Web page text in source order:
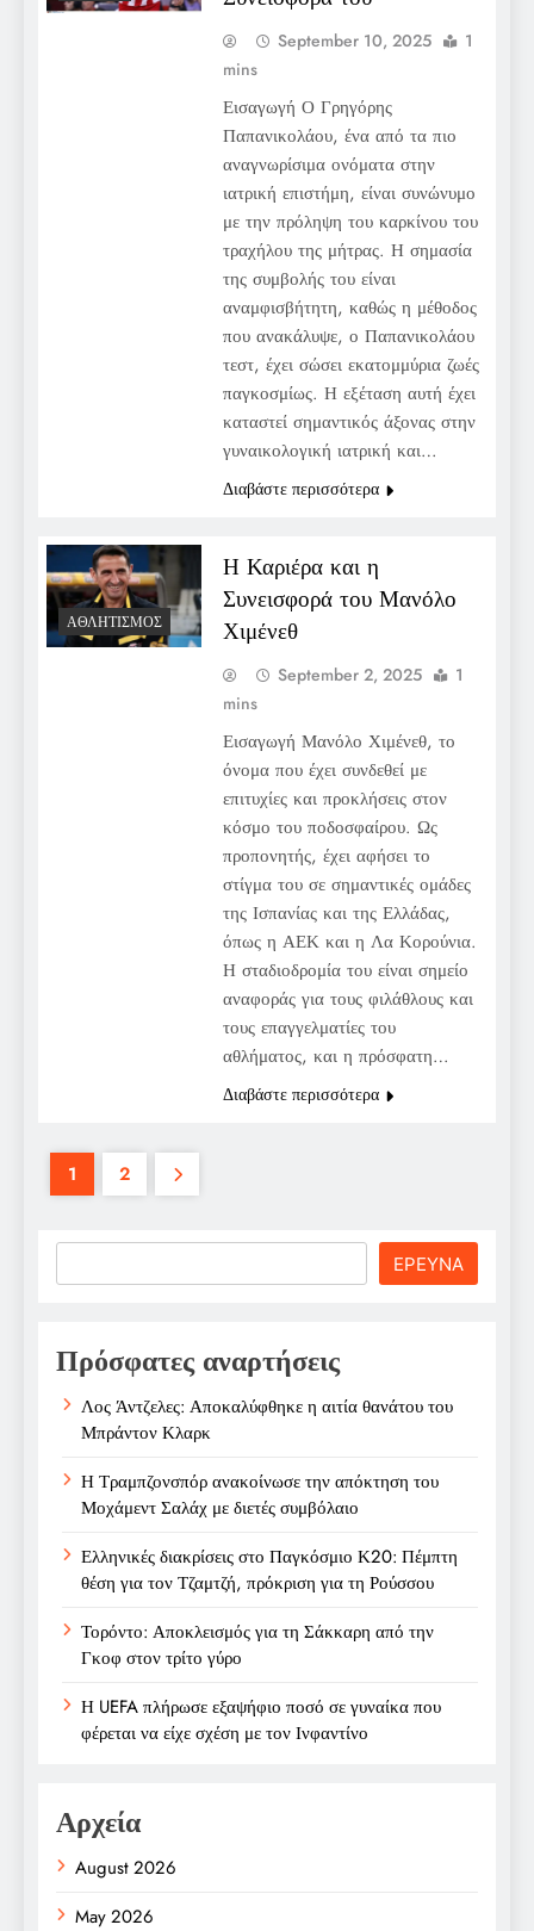
September 10, 2025
1
mins
Εισαγωγή Ο Γρηγόρης
Παπανικολάου, ένα από τα πιο
αναγνωρίσιμα ονόματα στην
ιατρική επιστήμη, είναι συνώνυμο
με την πρόληψη του καρκίνου του
τραχήλου της μήτρας. Η σημασία
της συμβολής του είναι
αναμφισβήτητη, καθώς η μέθοδος
που ανακάλυψε, ο Παπανικολάου
τεστ, έχει σώσει εκατομμύρια ζωές
παγκοσμίως. Η εξέταση αυτή έχει
καταστεί σημαντικός άξονας στην
γυναικολογική ιατρική και…
Διαβάστε περισσότερα
ΑΘΛΗΤΙΣΜΌΣ
Η Καριέρα και η
Συνεισφορά του Μανόλο
Χιμένεθ
September 2, 2025
1
mins
Εισαγωγή Μανόλο Χιμένεθ, το
όνομα που έχει συνδεθεί με
επιτυχίες και προκλήσεις στον
κόσμο του ποδοσφαίρου. Ως
προπονητής, έχει αφήσει το
στίγμα του σε σημαντικές ομάδες
της Ισπανίας και της Ελλάδας,
όπως η ΑΕΚ και η Λα Κορούνια.
Η σταδιοδρομία του είναι σημείο
αναφοράς για τους φιλάθλους και
τους επαγγελματίες του
αθλήματος, και η πρόσφατη…
Διαβάστε περισσότερα
1 2
ΕΡΕΥΝΑ
Πρόσφατες αναρτήσεις
Λος Άντζελες: Αποκαλύφθηκε η αιτία θανάτου του
Μπράντον Κλαρκ
Η Τραμπζονσπόρ ανακοίνωσε την απόκτηση του
Μοχάμεντ Σαλάχ με διετές συμβόλαιο
Ελληνικές διακρίσεις στο Παγκόσμιο Κ20: Πέμπτη
θέση για τον Τζαμτζή, πρόκριση για τη Ρούσσου
Τορόντο: Αποκλεισμός για τη Σάκκαρη από την
Γκοφ στον τρίτο γύρο
Η UEFA πλήρωσε εξαψήφιο ποσό σε γυναίκα που
φέρεται να είχε σχέση με τον Ινφαντίνο
Αρχεία
August 2026
May 2026